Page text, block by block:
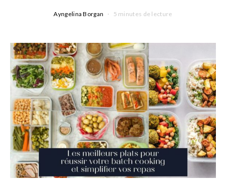
Ayngelina Borgan 5 minutes de lecture